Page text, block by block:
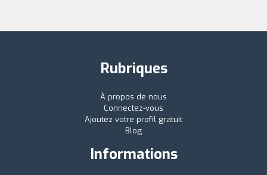
Rubriques
À propos de nous
Connectez-vous
Ajoutez votre profil gratuit
Blog
Informations